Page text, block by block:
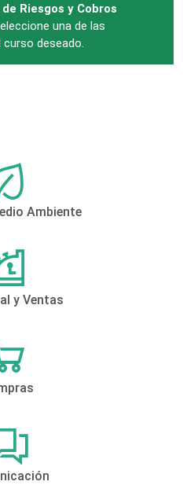
Riesgos y Cobros
una de las
deseado.
Ambiente
y Ventas